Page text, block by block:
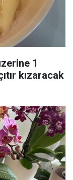
1
kızaracak